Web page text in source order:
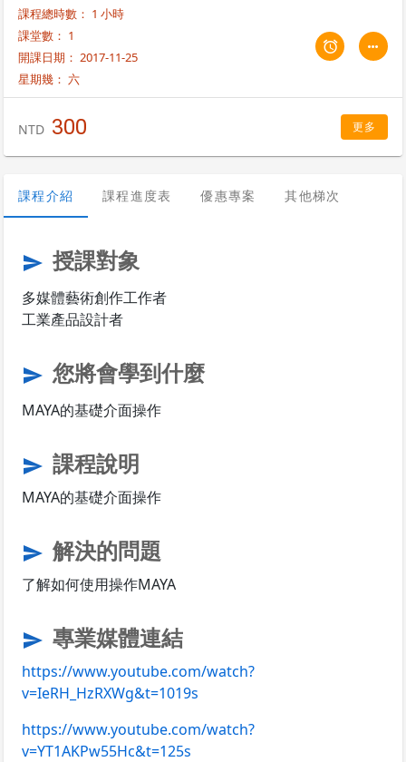
課程總時數： 1 小時
課堂數： 1
開課日期： 2017-11-25
星期幾： 六
NTD 300 更多
課程介紹 課程進度表 優惠專案 其他梯次
send 授課對象
多媒體藝術創作工作者
工業產品設計者
send 您將會學到什麼
MAYA的基礎介面操作
send 課程說明
MAYA的基礎介面操作
send 解決的問題
了解如何使用操作MAYA
send 專業媒體連結
https://www.youtube.com/watch?
v=IeRH_HzRXWg&t=1019s
https://www.youtube.com/watch?
v=YT1AKPw55Hc&t=125s